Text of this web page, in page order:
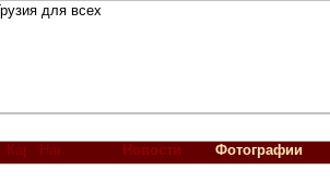
Новости Фотографии